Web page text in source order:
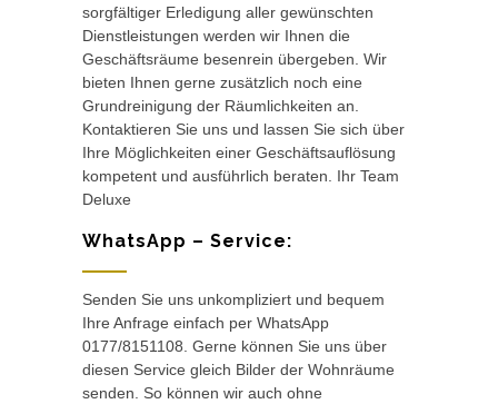
sorgfältiger Erledigung aller gewünschten
Dienstleistungen werden wir Ihnen die
Geschäftsräume besenrein übergeben. Wir
bieten Ihnen gerne zusätzlich noch eine
Grundreinigung der Räumlichkeiten an.
Kontaktieren Sie uns und lassen Sie sich über
Ihre Möglichkeiten einer Geschäftsauflösung
kompetent und ausführlich beraten. Ihr Team
Deluxe
WhatsApp – Service:
Senden Sie uns unkompliziert und bequem
Ihre Anfrage einfach per WhatsApp
0177/8151108. Gerne können Sie uns über
diesen Service gleich Bilder der Wohnräume
senden. So können wir auch ohne